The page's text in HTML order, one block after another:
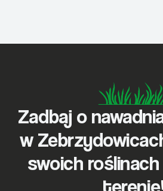
Zadbaj o
w
swoich